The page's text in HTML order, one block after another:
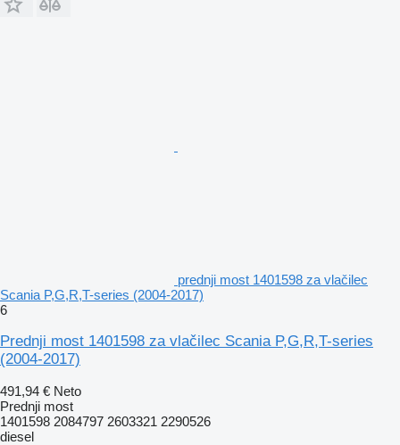
prednji most 1401598 za vlačilec
Scania P,G,R,T-series (2004-2017)
6
Prednji most 1401598 za vlačilec Scania P,G,R,T-series
(2004-2017)
491,94 € Neto
Prednji most
1401598 2084797 2603321 2290526
diesel